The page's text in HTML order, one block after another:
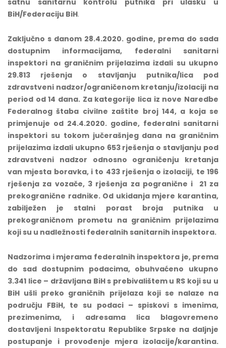
satnu sanitarnu kontrolu putnika pri ulasku u
BiH/Federaciju BiH.
Zaključno s danom 28.4.2020. godine, prema do sada
dostupnim informacijama, federalni sanitarni
inspektori na graničnim prijelazima izdali su ukupno
29.813 rješenja o stavljanju putnika/lica pod
zdravstveni nadzor/ograničenom kretanju/izolaciji na
period od 14 dana. Za kategorije lica iz nove Naredbe
Federalnog štaba civilne zaštite broj 144, a koja se
primjenuje od 24.4.2020. godine, federalni sanitarni
inspektori su tokom jučerašnjeg dana na graničnim
prijelazima izdali ukupno 653 rješenja o stavljanju pod
zdravstveni nadzor odnosno ograničenju kretanja
van mjesta boravka, i to 433 rješenja o izolaciji, te 196
rješenja za vozače, 3 rješenja za pogranične i 21 za
prekogranične radnike. Od ukidanja mjere karantina,
zabilježen je stalni porast broja putnika u
prekograničnom prometu na graničnim prijelazima
koji su u nadležnosti federalnih sanitarnih inspektora.
Nadzorima i mjerama federalnih inspektora je, prema
do sad dostupnim podacima, obuhvaćeno ukupno
3.341 lice – državljana BiH s prebivalištem u RS koji su u
BiH ušli preko graničnih prijelaza koji se nalaze na
području FBiH, te su podaci – spiskovi s imenima,
prezimenima, i adresama lica blagovremeno
dostavljeni Inspektoratu Republike Srpske na daljnje
postupanje i provođenje mjera izolacije/karantina.